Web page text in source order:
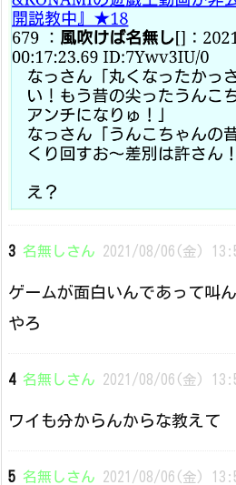
3 名無しさん 2021/08/06(金)
ゲームが面白いんであって叫
やろ
4 名無しさん 2021/08/06(金)
ワイも分からんからな教えて
5 名無しさん 2021/08/06(金)